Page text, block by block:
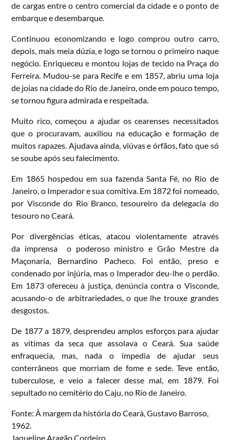
de cargas entre o centro comercial da cidade e o ponto de
embarque e desembarque.
Continuou economizando e logo comprou outro carro,
depois, mais meia dúzia, e logo se tornou o primeiro naque
negócio. Enriqueceu e montou lojas de tecido na Praça do
Ferreira. Mudou-se para Recife e em 1857, abriu uma loja
de joias na cidade do Rio de Janeiro, onde em pouco tempo,
se tornou figura admirada e respeitada.
Muito rico, começou a ajudar os cearenses necessitados
que o procuravam, auxiliou na educação e formação de
muitos rapazes. Ajudava ainda, viúvas e órfãos, fato que só
se soube após seu falecimento.
Em 1865 hospedou em sua fazenda Santa Fé, no Rio de
Janeiro, o Imperador e sua comitiva. Em 1872 foi nomeado,
por Visconde do Rio Branco, tesoureiro da delegacia do
tesouro no Ceará.
Por divergências éticas, atacou violentamente através
da imprensa o poderoso ministro e Grão Mestre da
Maçonaria, Bernardino Pacheco. Foi então, preso e
condenado por injúria, mas o Imperador deu-lhe o perdão.
Em 1873 ofereceu à justiça, denúncia contra o Visconde,
acusando-o de arbitrariedades, o que lhe trouxe grandes
desgostos.
De 1877 a 1879, desprendeu amplos esforços para ajudar
as vítimas da seca que assolava o Ceará. Sua saúde
enfraquecia, mas, nada o impedia de ajudar seus
conterrâneos que morriam de fome e sede. Teve então,
tuberculose, e veio a falecer desse mal, em 1879. Foi
sepultado no cemitério do Caju, no Rio de Janeiro.
Fonte: À margem da história do Ceará, Gustavo Barroso,
1962.
Jaqueline Aragão Cordeiro